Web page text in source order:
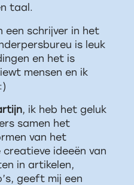
taal.
een schrijver in het
is leuk
en het is
mensen en ik
, ik heb het geluk
samen het
van het
creatieve ideeën van
in artikelen,
geeft mij een